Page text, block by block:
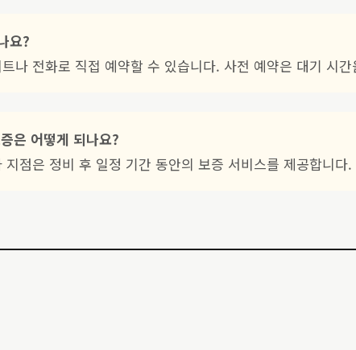
요?
나 전화로 직접 예약할 수 있습니다. 사전 예약은 대기 시
은 어떻게 되나요?
지점은 정비 후 일정 기간 동안의 보증 서비스를 제공합니